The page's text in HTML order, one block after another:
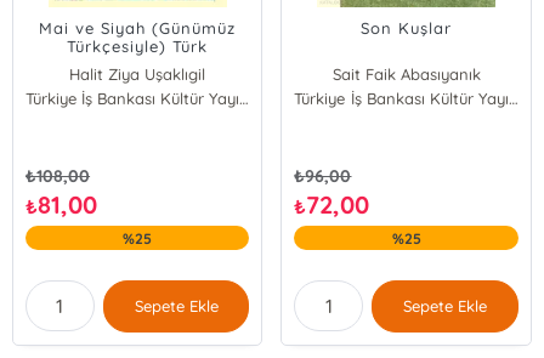
Mai ve Siyah (Günümüz
Türkçesiyle) Türk
Edebiyatı Klasikleri - 10
Halit Ziya Uşaklıgil
Türkiye İş Bankası Kültür Yayınları
₺108,00
₺81,00
%25
Sepete Ekle
Son Kuşlar
Sait Faik Abasıyanık
Türkiye İş Bankası Kültür Yayınları
₺96,00
₺72,00
%25
Sepete Ekle